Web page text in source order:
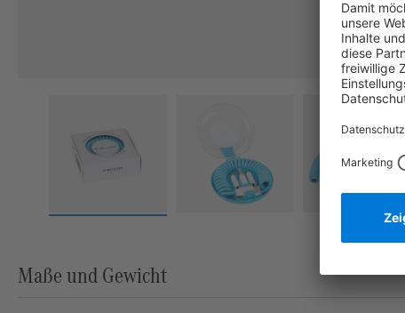
Maße und Gewicht